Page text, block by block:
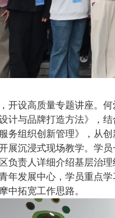
开设高质量专题讲座。何
计与品牌打造方法》
，
务组织创新管理》 ，从创
展沉浸式现场教学。学
负责人详细介绍基层治
年发展中心，学员重点学
中拓宽工作思路。